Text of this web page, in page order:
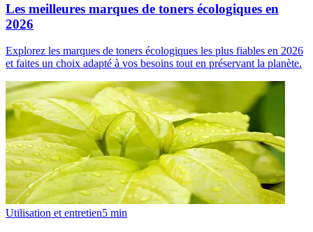
Les meilleures marques de toners écologiques en
2026
Explorez les marques de toners écologiques les plus fiables en 2026
et faites un choix adapté à vos besoins tout en préservant la planète.
Utilisation et entretien5 min